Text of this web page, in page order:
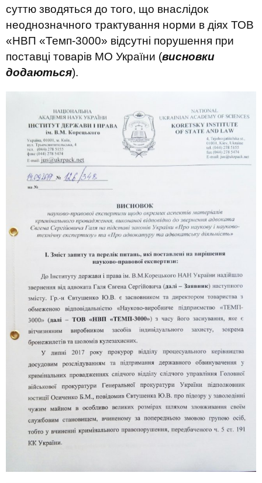
суттю зводяться до того, що внаслідок
неоднозначного трактування норми в діях ТОВ
«НВП «Темп-3000» відсутні порушення при
поставці товарів МО України (висновки
додаються).